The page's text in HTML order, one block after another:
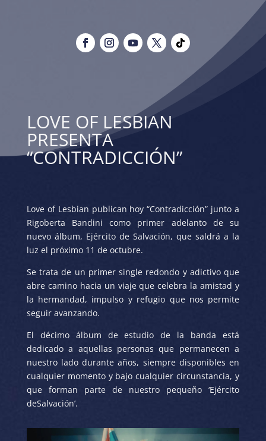
LOVE OF LESBIAN
PRESENTA
“CONTRADICCIÓN”
Love of Lesbian publican hoy “Contradicción” junto a
Rigoberta Bandini como primer adelanto de su
nuevo álbum, Ejército de Salvación, que saldrá a la
luz el próximo 11 de octubre.
Se trata de un primer single redondo y adictivo que
abre camino hacia un viaje que celebra la amistad y
la hermandad, impulso y refugio que nos permite
seguir avanzando.
El décimo álbum de estudio de la banda está
dedicado a aquellas personas que permanecen a
nuestro lado durante años, siempre disponibles en
cualquier momento y bajo cualquier circunstancia, y
que forman parte de nuestro pequeño ‘Ejército
deSalvación’.